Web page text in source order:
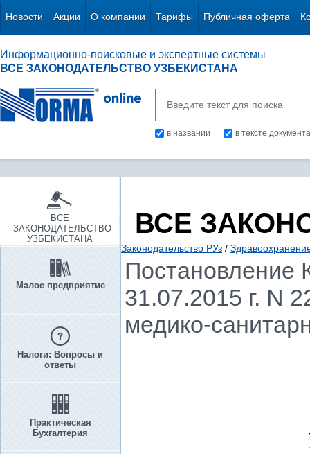
Новости Акции О компании Тарифы Публичная оферта
Информационно-поисковые и экспертные системы
ВСЕ ЗАКОНОДАТЕЛЬСТВО УЗБЕКИСТАНА
в названии в тексте документа
ВСЕ
ЗАКОНОДАТЕЛЬСТВО
УЗБЕКИСТАНА
Малое предприятие
Налоги: Вопросы и
ответы
Практическая
Бухгалтерия
ВСЕ
Законодательство РУз /
Постановление
31.07.2015 г. N
медико-